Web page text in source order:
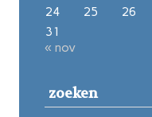
24
25 26
31
« nov
zoeken